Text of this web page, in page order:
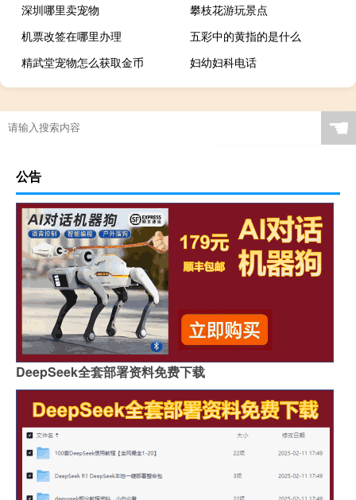
深圳哪里卖宠物
攀枝花游玩景点
机票改签在哪里办理
五彩中的黄指的是什么
精武堂宠物怎么获取金币
妇幼妇科电话
☚
公告
DeepSeek全套部署资料免费下载